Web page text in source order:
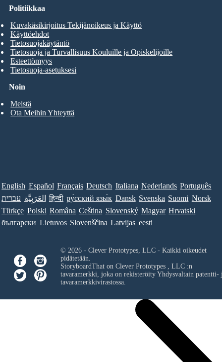
Noin
Meistä
Ota Meihin Yhteyttä
Politiikkaa
Kuvakäsikirjoitus Tekijänoikeus ja Käyttö
Käyttöehdot
Tietosuojakäytäntö
Tietosuoja ja Turvallisuus Kouluille ja Opiskelijoille
Esteettömyys
Tietosuoja-asetuksesi
English Español Français Deutsch Italiana Nederlands Português
עברית العَرَبِيَّة हिन्दी ру́сский язы́к Dansk Svenska Suomi Norsk
Türkçe Polski Româna Ceština Slovenský Magyar Hrvatski
български Lietuvos Slovenščina Latvijas eesti
© 2026 - Clever Prototypes, LLC - Kaikki oikeudet
pidätetään.
StoryboardThat on Clever Prototypes , LLC:n
tavaramerkki, joka on rekisteröity Yhdysvaltain patentti-
tavaramerkkivirastossa.